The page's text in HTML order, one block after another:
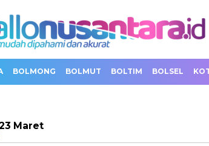
BOLMONG BOLMUT BOLTIM BOLSEL
Maret